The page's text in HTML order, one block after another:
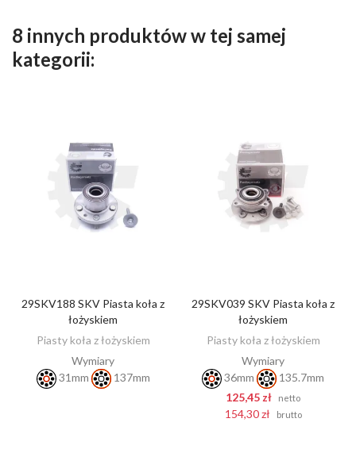
8 innych produktów w tej samej
kategorii:
ZOBACZ
29SKV188 SKV Piasta koła z
łożyskiem
Piasty koła z łożyskiem
Wymiary
31mm
137mm
DODAJ DO KOSZYKA
29SKV039 SKV Piasta koła z
łożyskiem
Piasty koła z łożyskiem
Wymiary
36mm
135.7mm
125,45 zł
netto
154,30 zł brutto